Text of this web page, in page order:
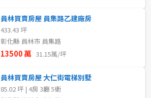
員林買賣房屋 員集路乙建廠房
433.43 坪
彰化縣 員林市 員集路
13500 萬 31.15萬/坪
員林買賣房屋 大仁街電梯別墅
85.02 坪 | 4房 3廳 5衛